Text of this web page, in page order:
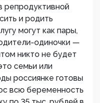
репродуктивной
и родить
могут как пары,
одиночки —
никто не будет
семьи или
россиянке готовы
всю беременность